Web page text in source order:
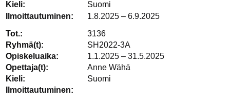
Suomi
1.8.2025 – 6.9.2025
3136
SH2022-3A
1.1.2025 – 31.5.2025
Anne Wähä
Suomi